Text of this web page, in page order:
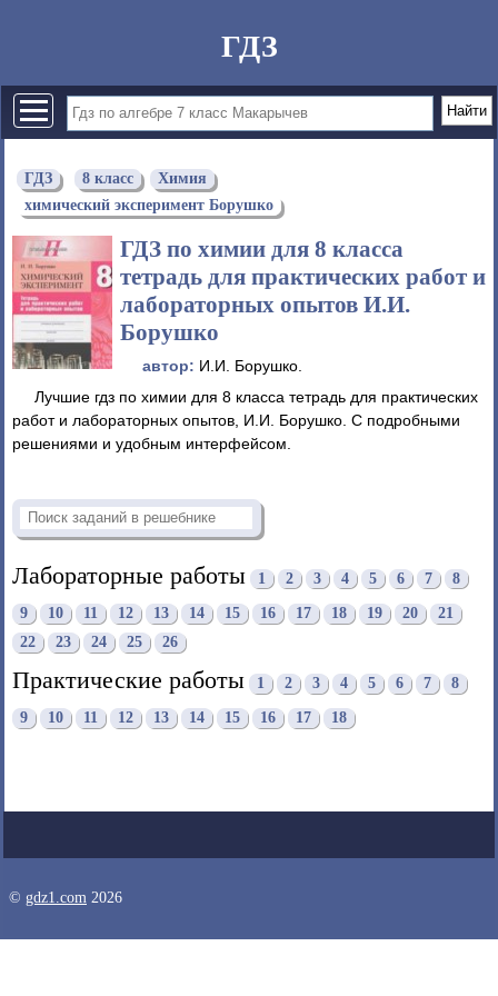
ГДЗ
ГДЗ 8 класс
Химия
химический эксперимент Борушко
ГДЗ по химии для 8 класса
тетрадь для практических работ и
лабораторных опытов И.И.
Борушко
автор: И.И. Борушко.
Лучшие гдз по химии для 8 класса тетрадь для практических
работ и лабораторных опытов, И.И. Борушко. С подробными
решениями и удобным интерфейсом.
Лабораторные работы 1 2 3 4 5 6 7 8
9 10 11 12 13 14 15 16 17 18 19 20
21
22
23 24 25 26
Практические работы 1 2 3 4 5 6 7 8
9 10 11 12 13 14 15 16 17 18
© gdz1.com 2026